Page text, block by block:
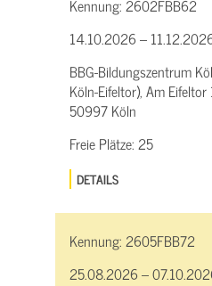
Kennung:2602FBB62
14.10.2026 –
BBG-Bildungszentrum
Köln-Eifeltor), Am Eifeltor
50997 Köln
Freie Plätze:25
DETAILS
Kennung:2605FBB72
25.08.2026 –